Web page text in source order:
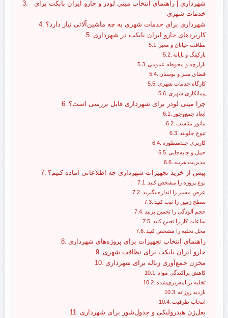
شهرداری | راهنمای انتخاب مینی لودر و جارو ایران بابکت برای
خدمات شهری
شهرداری برای خدمات شهری به چه ماشین‌آلاتی نیاز دارد؟
کاربردهای جارو ایران بابکت در شهرداری
نظافت خیابان و معبر
پارکینگ و پایانه
بازارچه و محوطه عمومی
فضای سبز و بوستان
کارگاه خدمات شهری
پیمانکاری شهری
چرا مینی لودر برای شهرداری قابل بررسی است؟
ابعاد جمع‌وجور
مانور مناسب
تنوع جلوبند
کاربری چندمنظوره
حمل و جابه‌جایی
مدیریت هزینه
پیش از خرید تجهیزات شهرداری چه اطلاعاتی آماده کنیم؟
نوع پروژه را مشخص کنید
عرض مسیر را اندازه بگیرید
سطح زمین را ثبت کنید
حجم آلودگی را تخمین بزنید
ساعات کار را تعیین کنید
محل تخلیه را مشخص کنید
راهنمای انتخاب تجهیزات برای پروژه‌های شهرداری
جارو ایران بابکت برای نظافت شهری
مخزن جمع‌آوری زباله برای شهرداری
کاهش پراکندگی مواد
تخلیه برنامه‌ریزی‌شده
بازدید روزانه
انتخاب ظرفیت
بغل‌زن هیدرولیکی و جدول‌شور برای شهرداری